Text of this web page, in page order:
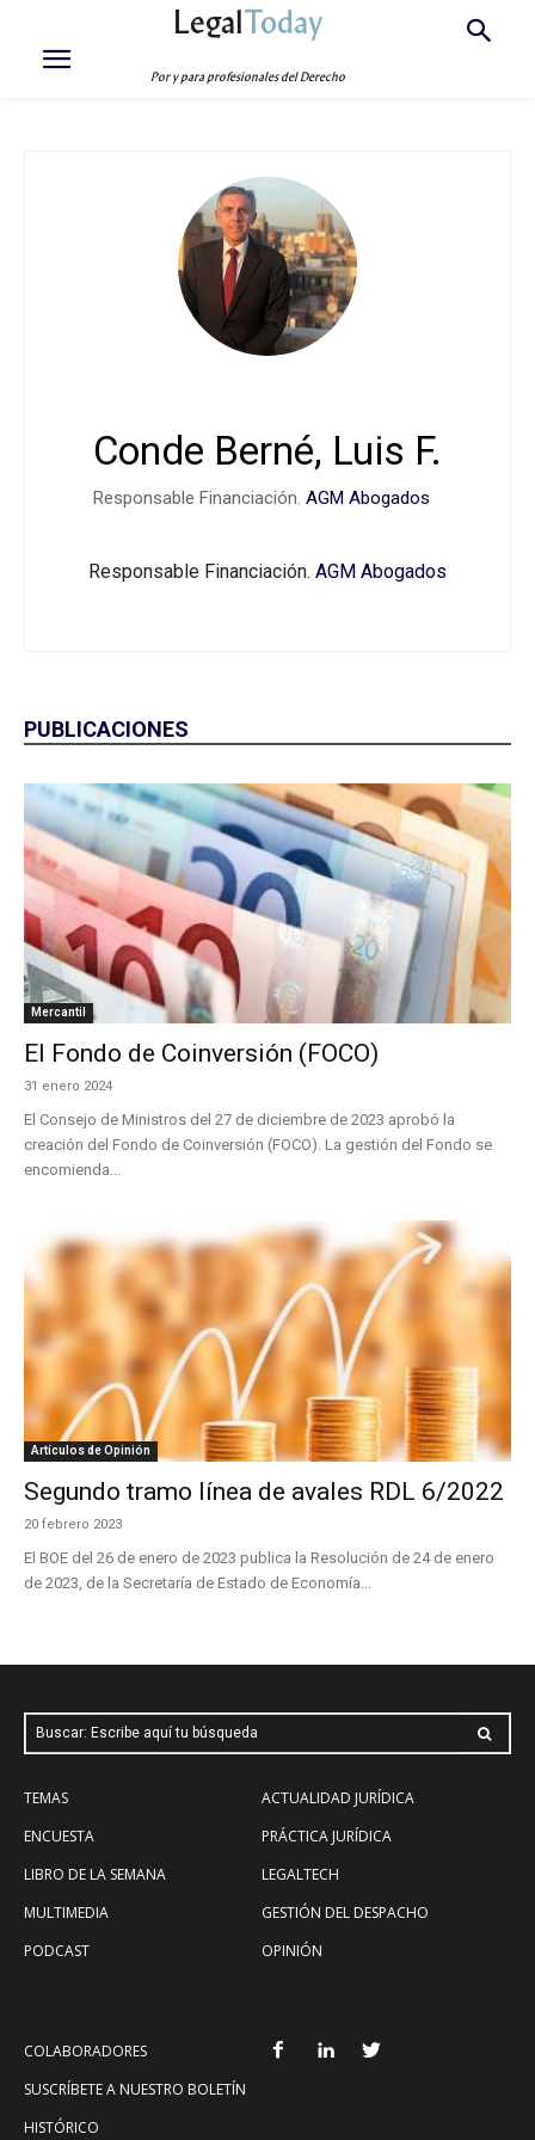
LegalToday
Por y para profesionales del Derecho
Conde Berné, Luis F.
Responsable Financiación. AGM Abogados
Responsable Financiación. AGM Abogados
PUBLICACIONES
Mercantil
El Fondo de Coinversión (FOCO)
31 enero 2024
El Consejo de Ministros del 27 de diciembre de 2023 aprobó la
creación del Fondo de Coinversión (FOCO). La gestión del Fondo se
encomienda...
Artículos de Opinión
Segundo tramo línea de avales RDL 6/2022
20 febrero 2023
El BOE del 26 de enero de 2023 publica la Resolución de 24 de enero
de 2023, de la Secretaría de Estado de Economía...
Buscar: Escribe aquí tu búsqueda
TEMAS
ENCUESTA
LIBRO DE LA SEMANA
MULTIMEDIA
PODCAST
ACTUALIDAD JURÍDICA
PRÁCTICA JURÍDICA
LEGALTECH
GESTIÓN DEL DESPACHO
OPINIÓN
COLABORADORES
SUSCRÍBETE A NUESTRO BOLETÍN
HISTÓRICO